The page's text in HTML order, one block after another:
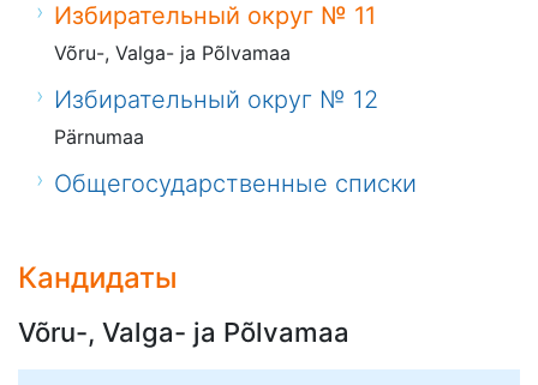
Избирательный округ № 11
Võru-, Valga- ja Põlvamaa
Избирательный округ № 12
Pärnumaa
Общегосударственные списки
Кандидаты
Võru-, Valga- ja Põlvamaa